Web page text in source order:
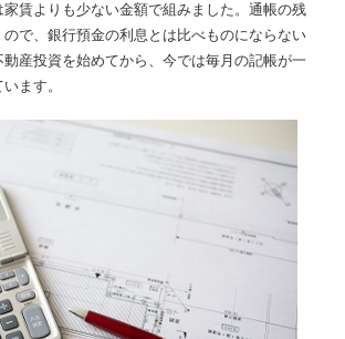
家賃よりも少ない金額で組みました。通帳の残
で、銀行預金の利息とは比べものにならない
動産投資を始めてから、今では毎月の記帳が一
ます。